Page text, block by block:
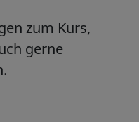
zum Kurs,
gerne